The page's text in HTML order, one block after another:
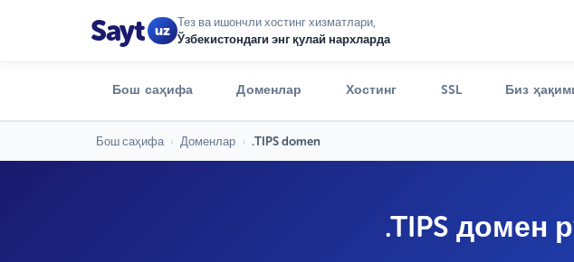
Sayt uz
Тез ва ишончли хостинг хизматлари,
Ўзбекистондаги энг қулай нархларда
Бош саҳифа Доменлар Хостинг SSL Биз
Бош саҳифа › Доменлар › .TIPS domen
.TIPS домен